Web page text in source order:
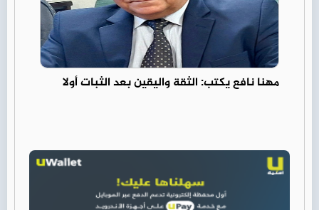
مهنا نافع يكتب: الثقة واليقين بعد الثبات أولا